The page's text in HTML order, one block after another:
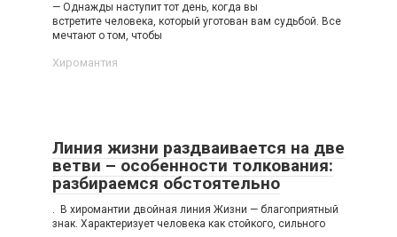
— Однажды наступит тот день, когда вы
встретите человека, который уготован вам судьбой. Все
мечтают о том, чтобы
Хиромантия
Линия жизни раздваивается на две
ветви – особенности толкования:
разбираемся обстоятельно
. В хиромантии двойная линия Жизни — благоприятный
знак. Характеризует человека как стойкого, сильного